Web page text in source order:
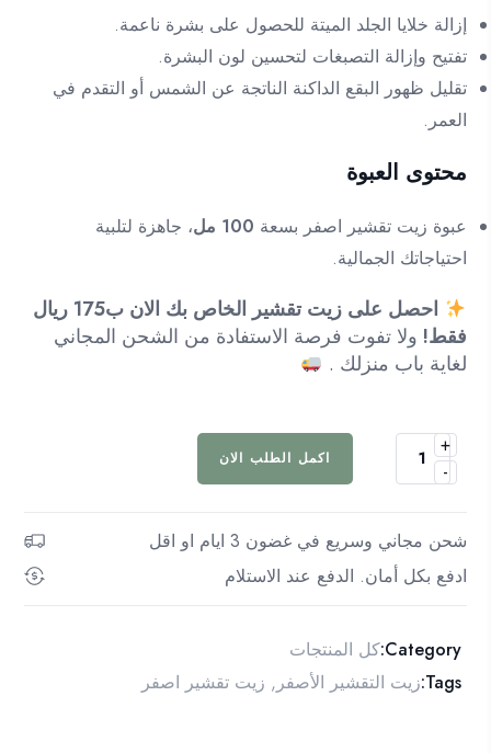
إزالة خلايا الجلد الميتة للحصول على بشرة ناعمة.
تفتيح وإزالة التصبغات لتحسين لون البشرة.
تقليل ظهور البقع الداكنة الناتجة عن الشمس أو التقدم في
العمر.
محتوى العبوة
عبوة زيت تقشير اصفر بسعة 100 مل
، جاهزة لتلبية
احتياجاتك الجمالية.
احصل على زيت تقشير الخاص بك الان ب175 ريال
فقط! ولا تفوت فرصة الاستفادة من الشحن المجاني
لغاية باب منزلك .
-
كمية
زيت
-
لتفتيح
الداكنة
+
اكمل الطلب الان
شحن مجاني وسريع في غضون 3 ايام او اقل
ادفع بكل أمان. الدفع عند الاستلام
Category: كل المنتجات
Tags: زيت التقشير الأصفر , زيت تقشير اصفر